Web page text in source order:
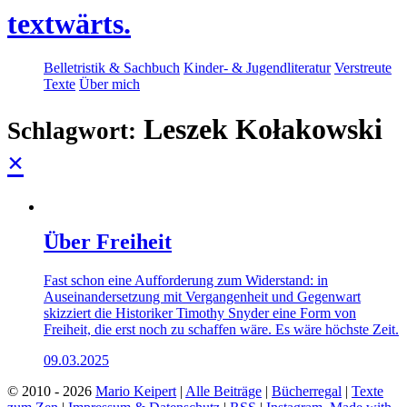
textwärts.
Belletristik & Sachbuch Kinder- & Jugendliteratur Verstreute
Texte Über mich
Schlagwort: Leszek Kołakowski
×
Über Freiheit
Fast schon eine Aufforderung zum Widerstand: in
Auseinandersetzung mit Vergangenheit und Gegenwart
skizziert die Historiker Timothy Snyder eine Form von
Freiheit, die erst noch zu schaffen wäre. Es wäre höchste Zeit.
09.03.2025
© 2010 - 2026 Mario Keipert | Alle Beiträge | Bücherregal | Texte